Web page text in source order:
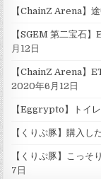
【ChainZ Arena】
【SGEM 第二宝石
月12日
【ChainZ Arena】
2020年6月12日
【Eggrypto】トイ
【くりぷ豚】購入し
【くりぷ豚】こっ
7日